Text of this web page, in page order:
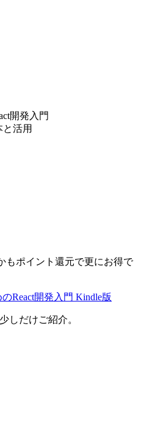
開発入門
と活用
もポイント還元で更にお得で
React開発入門 Kindle版
しだけご紹介。